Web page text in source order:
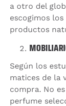
a otro del
escogimos
productos
Según los
matices de la
compra. No
perfume